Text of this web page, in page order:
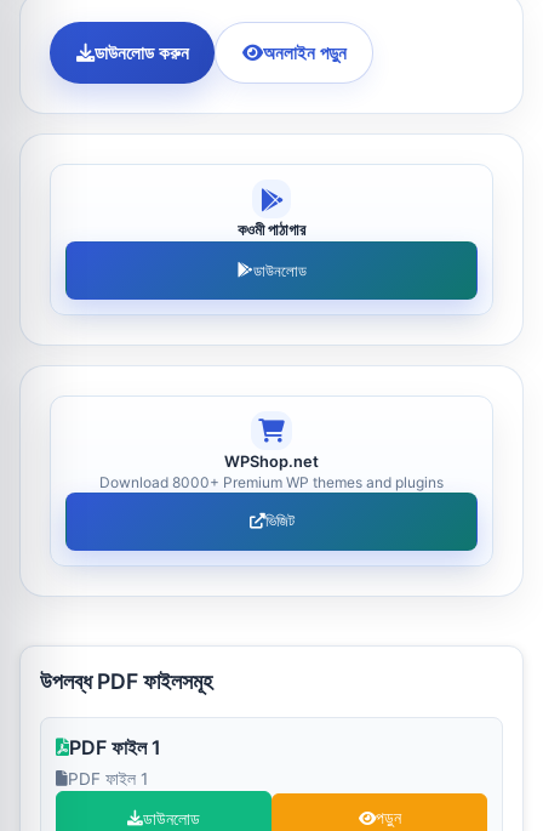
ডাউনলোড করুন অনলাইন পড়ুন
কওমী পাঠাগার
ডাউনলোড
WPShop.net
Download 8000+ Premium WP themes and plugins
ভিজিট
উপলব্ধ PDF ফাইলসমূহ
PDF ফাইল 1
PDF ফাইল 1
ডাউনলোড পড়ুন